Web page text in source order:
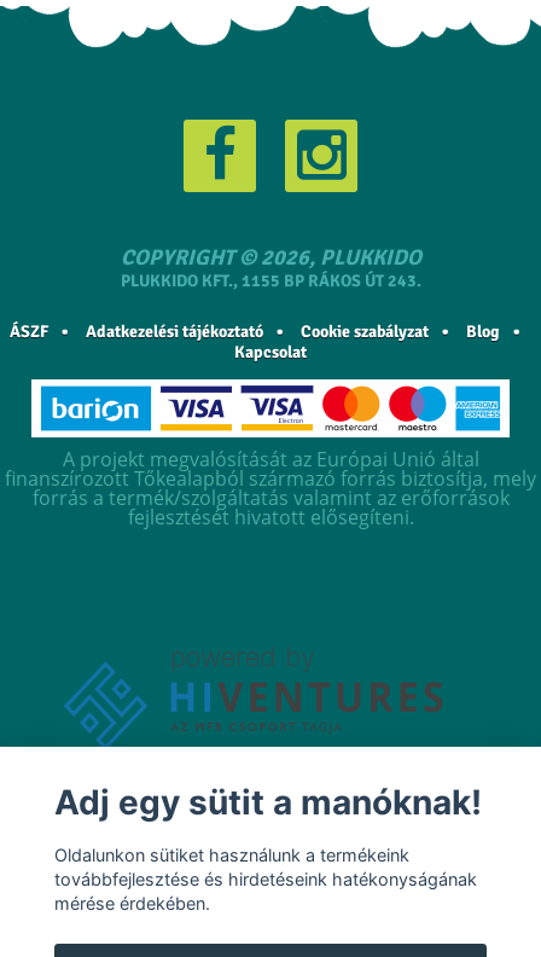
COPYRIGHT © 2026, PLUKKIDO
PLUKKIDO KFT., 1155 BP RÁKOS ÚT 243.
ÁSZF Adatkezelési tájékoztató Cookie szabályzat
Blog
Kapcsolat
A projekt megvalósítását az Európai Unió által
finanszírozott Tőkealapból származó forrás biztosítja, mely
forrás a termék/szolgáltatás valamint az erőforrások
fejlesztését hivatott elősegíteni.
Adj egy sütit a manóknak!
Oldalunkon sütiket használunk a termékeink
továbbfejlesztése és hirdetéseink hatékonyságának
mérése érdekében.